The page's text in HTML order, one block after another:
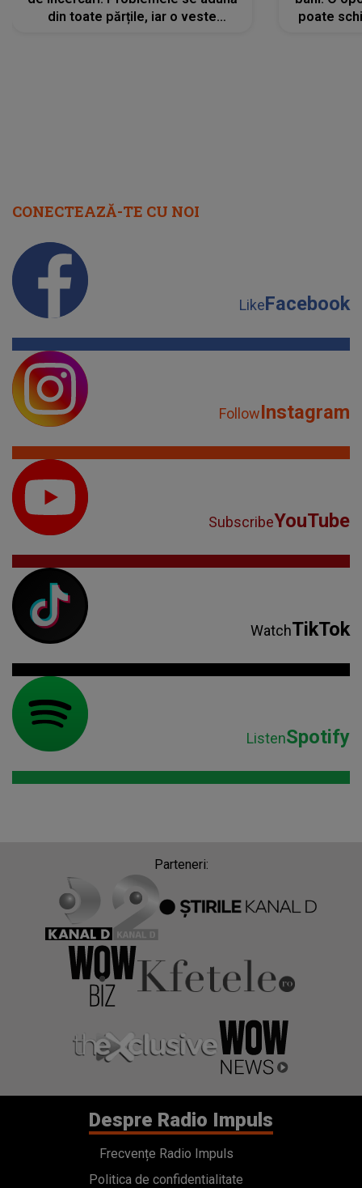
din toate părțile, iar o veste
poate
CONECTEAZĂ-TE CU NOI
LikeFacebook
FollowInstagram
SubscribeYouTube
WatchTikTok
ListenSpotify
Parteneri:
Despre Radio Impuls
Frecvențe Radio Impuls
Politica de confidentialitate